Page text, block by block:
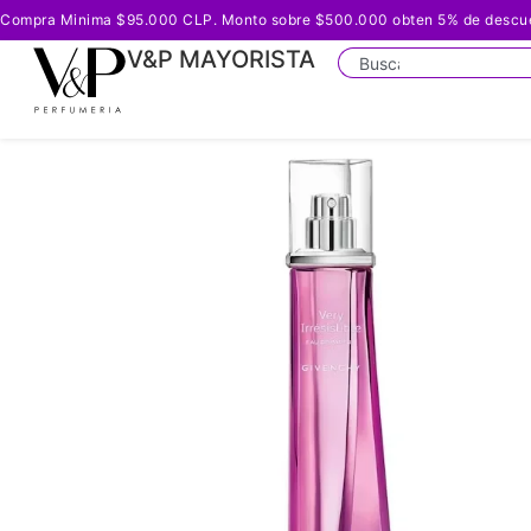
Compra Minima $95.000 CLP. Monto sobre $500.000 obten 5% de
V&P MAYORISTA